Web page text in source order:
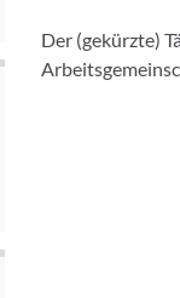
Der (gekürzte)